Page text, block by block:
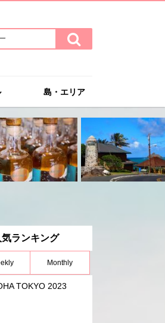
検
索
す
島・エリア
気ランキング
Monthly
TOKYO 2023